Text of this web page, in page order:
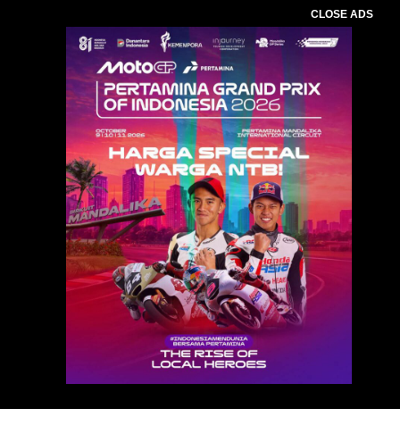
CLOSE ADS